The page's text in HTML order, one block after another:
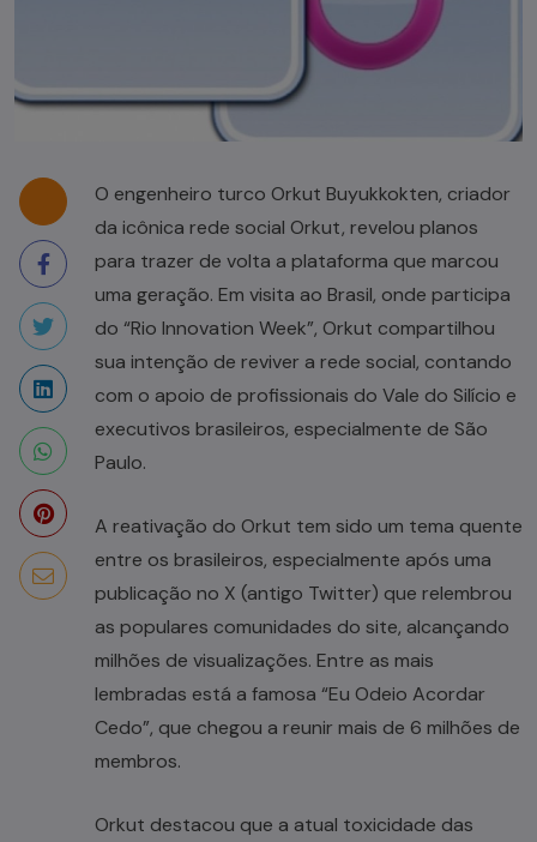
O engenheiro turco Orkut Buyukkokten, criador
da icônica rede social Orkut, revelou planos
para trazer de volta a plataforma que marcou
uma geração. Em visita ao Brasil, onde participa
do “Rio Innovation Week”, Orkut compartilhou
sua intenção de reviver a rede social, contando
com o apoio de profissionais do Vale do Silício e
executivos brasileiros, especialmente de São
Paulo.
A reativação do Orkut tem sido um tema quente
entre os brasileiros, especialmente após uma
publicação no X (antigo Twitter) que relembrou
as populares comunidades do site, alcançando
milhões de visualizações. Entre as mais
lembradas está a famosa “Eu Odeio Acordar
Cedo”, que chegou a reunir mais de 6 milhões de
membros.
Orkut destacou que a atual toxicidade das